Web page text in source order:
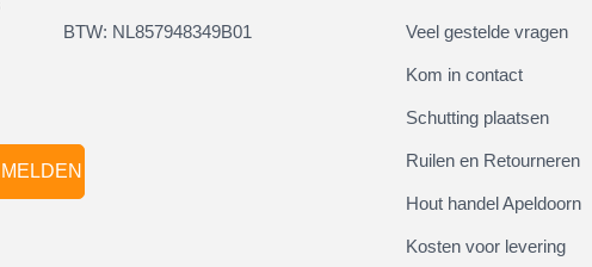
BTW: NL857948349B01 Veel gestelde vragen
Kom in contact
Schutting plaatsen
Ruilen en Retourneren
Hout handel Apeldoorn
Kosten voor levering